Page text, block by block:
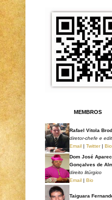
MEMBROS
Rafael Vitola
diretor-chefe e
Email | Twitter| Bio
Dom José
Gonçalves de
direito litúrgico
Email | Bio
Taiguara